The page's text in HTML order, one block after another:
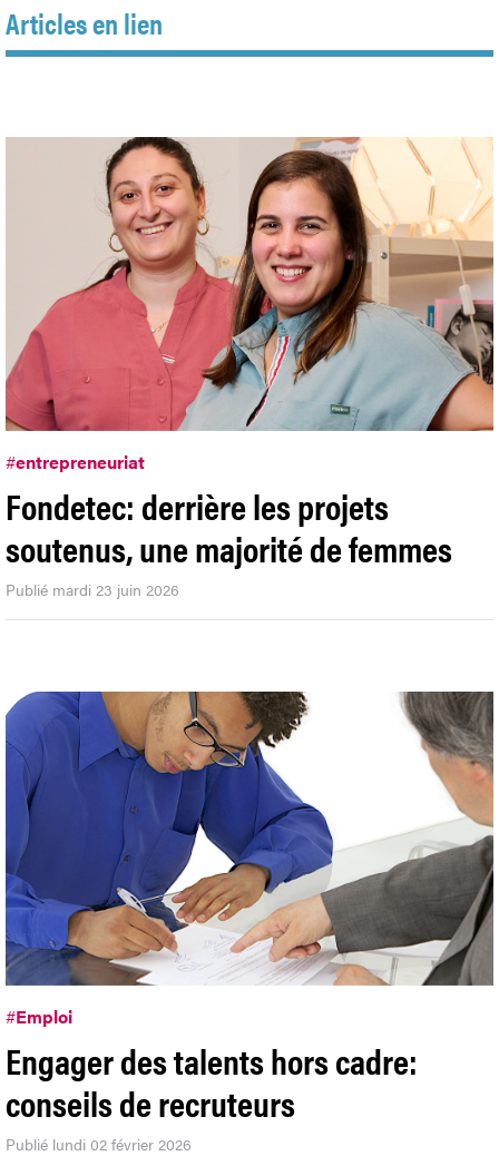
Articles en lien
#entrepreneuriat
Fondetec: derrière les projets
soutenus, une majorité de femmes
Publié mardi 23 juin 2026
#Emploi
Engager des talents hors cadre:
conseils de recruteurs
Publié lundi 02 février 2026